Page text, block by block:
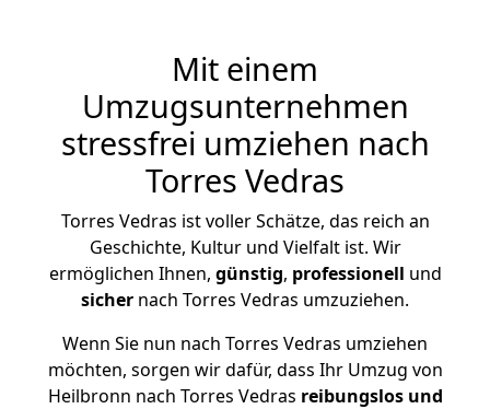
Mit einem
Umzugsunternehmen
stressfrei umziehen nach
Torres Vedras
Torres Vedras ist voller Schätze, das reich an
Geschichte, Kultur und Vielfalt ist. Wir
ermöglichen Ihnen, günstig, professionell und
sicher nach Torres Vedras umzuziehen.
Wenn Sie nun nach Torres Vedras umziehen
möchten, sorgen wir dafür, dass Ihr Umzug von
Heilbronn nach Torres Vedras reibungslos und